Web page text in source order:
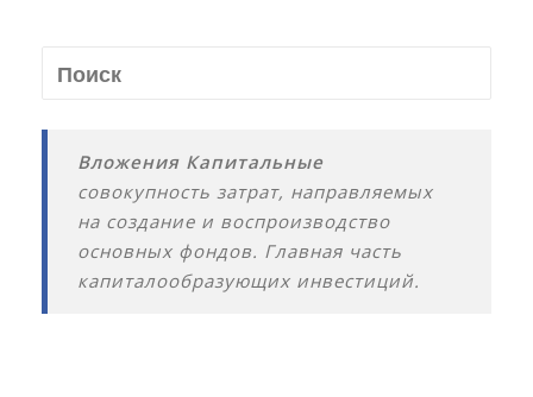
Вложения Капитальные
совокупность затрат, направляемых
на создание и воспроизводство
основных фондов. Главная часть
капиталообразующих инвестиций.